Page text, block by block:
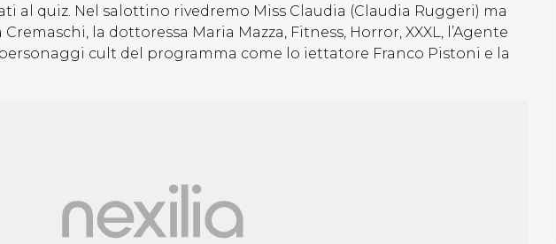
al quiz. Nel salottino rivedremo Miss Claudia (Claudia Ruggeri) ma
la dottoressa Maria Mazza, Fitness, Horror, XXXL, l’Agente
cult del programma come lo iettatore Franco Pistoni e la